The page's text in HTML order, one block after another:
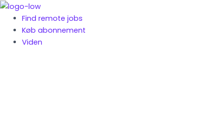
Gå
indholdet
Find remote jobs
Køb abonnement
Viden